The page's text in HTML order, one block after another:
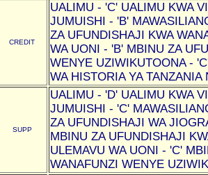
CREDIT
UALIMU - 'C' UALIMU KWA
JUMUISHI - 'B'
ZA UFUNDISHAJI KWA
WA UONI - 'B' MBINU ZA
WENYE UZIWIKUTOONA -
WA HISTORIA YA TANZANIA
SUPP
UALIMU - 'D' UALIMU KWA
JUMUISHI - 'C'
ZA UFUNDISHAJI WA
MBINU ZA UFUNDISHAJI
ULEMAVU WA UONI - 'C'
WANAFUNZI WENYE